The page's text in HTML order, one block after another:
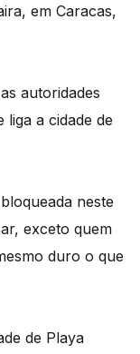
em Caracas,
autoridades
a cidade de
neste
exceto quem
duro o que
de Playa